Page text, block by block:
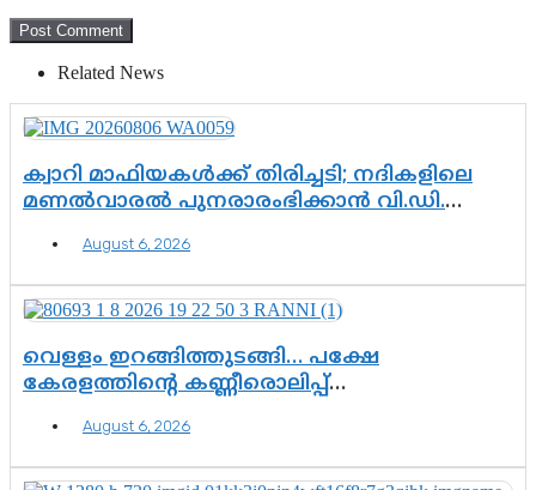
Related News
ക്വാറി മാഫിയകൾക്ക് തിരിച്ചടി; നദികളിലെ
മണൽവാരൽ പുനരാരംഭിക്കാൻ വി.ഡി.
August 6, 2026
വെള്ളം ഇറങ്ങിത്തുടങ്ങി… പക്ഷേ
കേരളത്തിന്റെ കണ്ണീരൊലിപ്പ്
August 6, 2026